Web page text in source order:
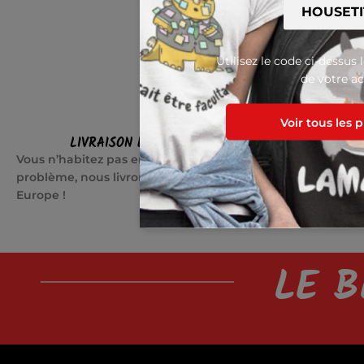
LIVRAISON EN EUROPE
Vous n’habitez pas en France ? Pas de
problème, nous livrons partout en
Europe !
Quelque
jours pour
LE
Utilisez le code ci-dessus
de votre
Voir tous les